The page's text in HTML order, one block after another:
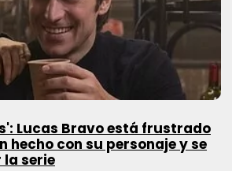
Lucas Bravo está frustrado
hecho con su personaje y se
serie